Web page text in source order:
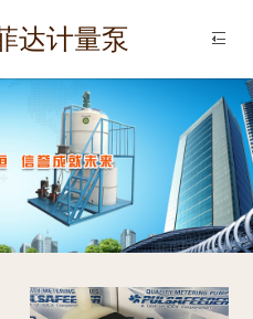
网站首页
关于我们
新闻资讯
产品中心
经典案例
资料下载
达计量泵 